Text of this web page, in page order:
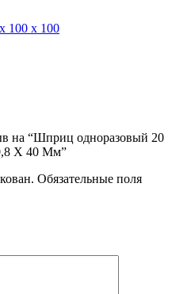
100 х 100
на “Шприц одноразовый 20
Х 40 Мм”
Обязательные поля